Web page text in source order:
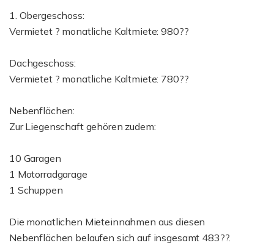
1. Obergeschoss:
Vermietet ? monatliche Kaltmiete: 980??
Dachgeschoss:
Vermietet ? monatliche Kaltmiete: 780??
Nebenflächen:
Zur Liegenschaft gehören zudem:
10 Garagen
1 Motorradgarage
1 Schuppen
Die monatlichen Mieteinnahmen aus diesen
Nebenflächen belaufen sich auf insgesamt 483??.